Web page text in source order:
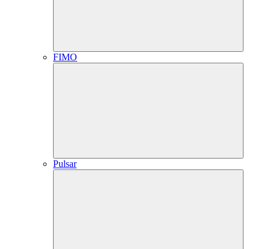
FIMO
Pulsar